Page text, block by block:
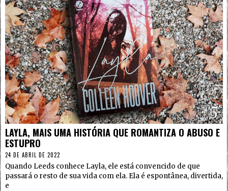
5
LAYLA, MAIS UMA HISTÓRIA QUE ROMANTIZA O ABUSO E
ESTUPRO
24 DE ABRIL DE 2022
Quando Leeds conhece Layla, ele está convencido de que
passará o resto de sua vida com ela. Ela é espontânea, divertida,
e